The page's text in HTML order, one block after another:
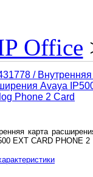
Office
/ Внутренняя
Avaya
Phone 2 Card
карта
EXT CARD PHONE 2